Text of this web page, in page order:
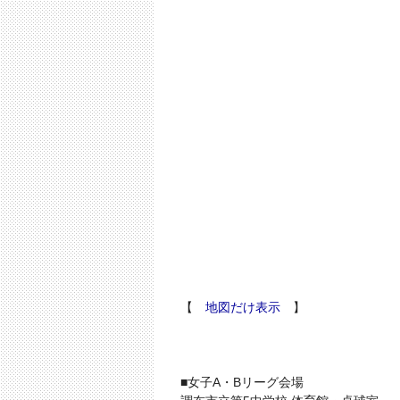
【 地図だけ表示 】
■女子A・Bリーグ会場